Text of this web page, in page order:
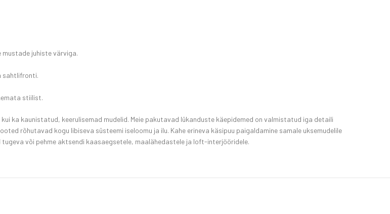
mustade juhiste värviga.
sahtlifronti.
stiilist.
ka kaunistatud, keerulisemad mudelid. Meie pakutavad lükanduste käepidemed on valmistatud iga detaili
rõhutavad kogu libiseva süsteemi iseloomu ja ilu. Kahe erineva käsipuu paigaldamine samale uksemudelile
või pehme aktsendi kaasaegsetele, maalähedastele ja loft-interjööridele.